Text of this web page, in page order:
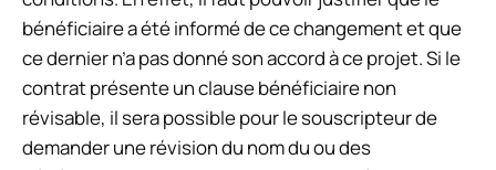
bénéficiaire a été informé de ce changement et que
ce dernier n’a pas donné son accord à ce projet. Si le
contrat présente un clause bénéficiaire non
révisable, il sera possible pour le souscripteur de
demander une révision du nom du ou des